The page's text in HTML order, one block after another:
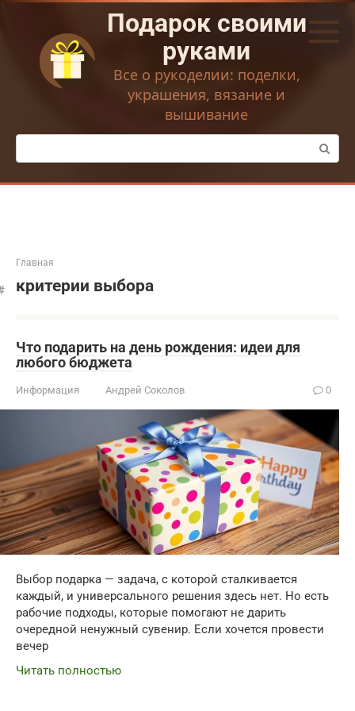
Перейти
контенту
Подарок своими
руками
Все о рукоделии: поделки,
украшения, вязание и
вышивание
Поиск:
Главная
критерии выбора
Что подарить на день рождения: идеи для
любого бюджета
Информация Андрей Соколов 0
Выбор подарка — задача, с которой сталкивается
каждый, и универсального решения здесь нет. Но есть
рабочие подходы, которые помогают не дарить
очередной ненужный сувенир. Если хочется провести
вечер
Читать полностью